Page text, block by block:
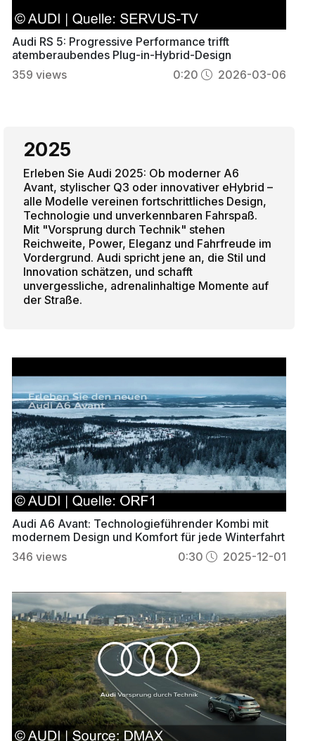
Audi RS 5: Progressive Performance trifft
atemberaubendes Plug-in-Hybrid-Design
359 views 0:20 2026-03-06
2025
Erleben Sie Audi 2025: Ob moderner A6
Avant, stylischer Q3 oder innovativer eHybrid –
alle Modelle vereinen fortschrittliches Design,
Technologie und unverkennbaren Fahrspaß.
Mit "Vorsprung durch Technik" stehen
Reichweite, Power, Eleganz und Fahrfreude im
Vordergrund. Audi spricht jene an, die Stil und
Innovation schätzen, und schafft
unvergessliche, adrenalinhaltige Momente auf
der Straße.
Audi A6 Avant: Technologieführender Kombi mit
modernem Design und Komfort für jede Winterfahrt
346 views 0:30 2025-12-01